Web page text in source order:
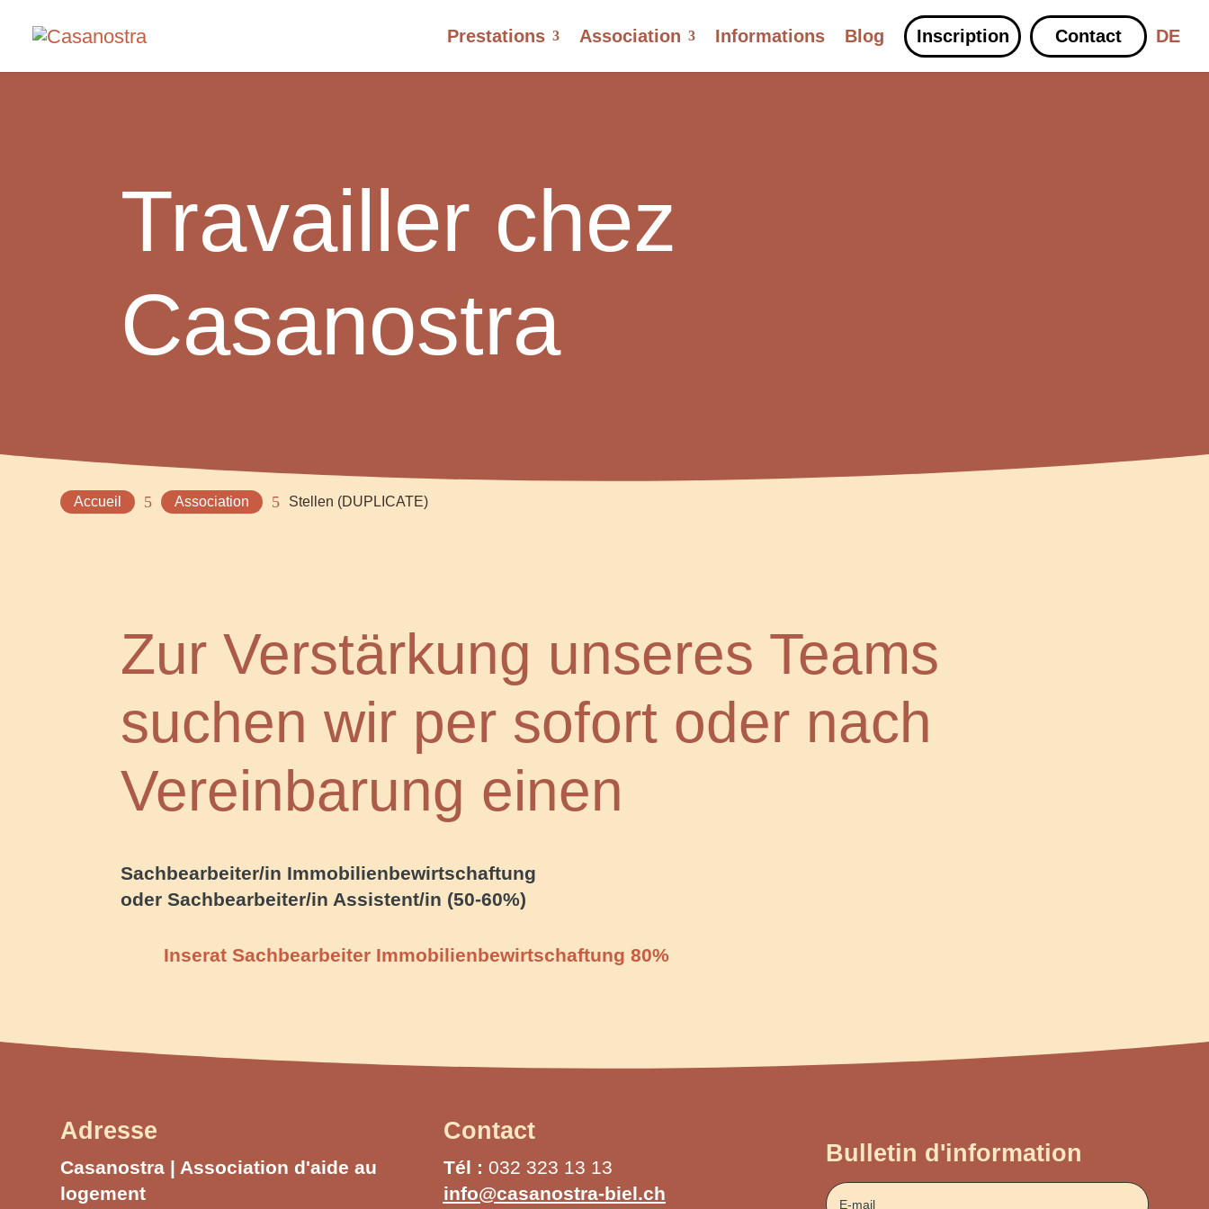
Prestations Association Informations Blog Inscription Contact DE
Travailler chez
Casanostra
Accueil 5 Association 5 Stellen (DUPLICATE)
Zur Verstärkung unseres Teams
suchen wir per sofort oder nach
Vereinbarung einen
Sachbearbeiter/in Immobilienbewirtschaftung
oder Sachbearbeiter/in Assistent/in (50-60%)
Inserat Sachbearbeiter Immobilienbewirtschaftung 80%
Adresse
Casanostra | Association d'aide au
logement
Contact
Tél : 032 323 13 13
info@casanostra-biel.ch
Bulletin d'information